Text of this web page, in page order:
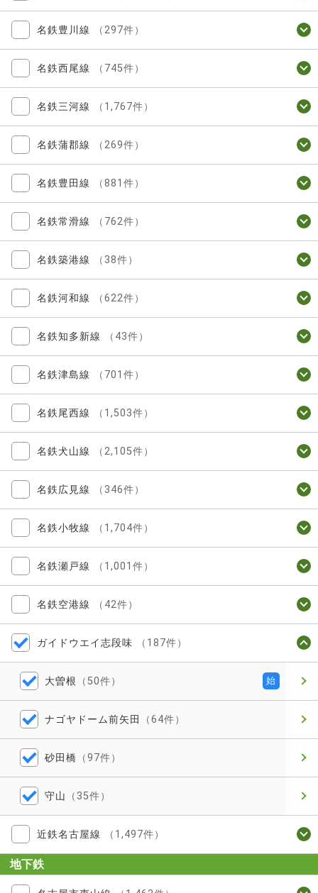
名鉄豊川線 （297件）
名鉄西尾線 （745件）
名鉄三河線 （1,767件）
名鉄蒲郡線 （269件）
名鉄豊田線 （881件）
名鉄常滑線 （762件）
名鉄築港線 （38件）
名鉄河和線 （622件）
名鉄知多新線 （43件）
名鉄津島線 （701件）
名鉄尾西線 （1,503件）
名鉄犬山線 （2,105件）
名鉄広見線 （346件）
名鉄小牧線 （1,704件）
名鉄瀬戸線 （1,001件）
名鉄空港線 （42件）
ガイドウエイ志段味 （187件）
大曽根 （50件） 始
ナゴヤドーム前矢田 （64件）
砂田橋 （97件）
守山 （35件）
近鉄名古屋線 （1,497件）
地下鉄